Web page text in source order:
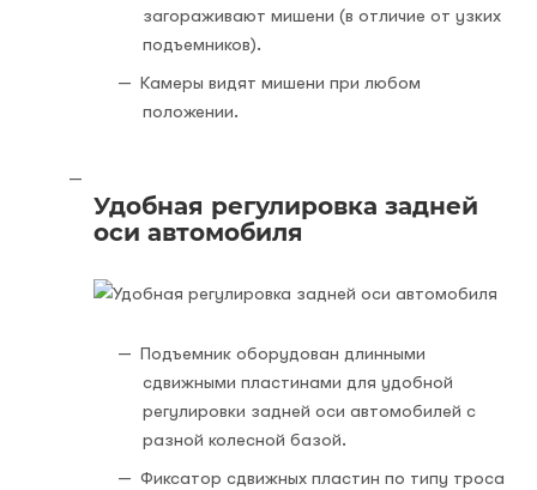
загораживают мишени (в отличие от узких
подъемников).
Камеры видят мишени при любом
положении.
Удобная регулировка задней
оси автомобиля
Подъемник оборудован длинными
сдвижными пластинами для удобной
регулировки задней оси автомобилей с
разной колесной базой.
Фиксатор сдвижных пластин по типу троса